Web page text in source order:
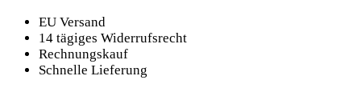
EU Versand
14 tägiges Widerrufsrecht
Rechnungskauf
Schnelle Lieferung